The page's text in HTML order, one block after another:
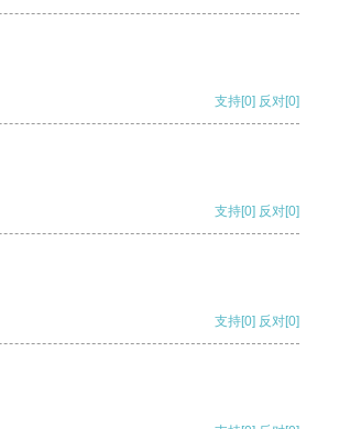
支持[0] 反对[0]
支持[0] 反对[0]
支持[0] 反对[0]